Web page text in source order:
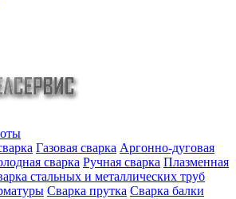
Газовая сварка Аргонно-дуговая
сварка Ручная сварка Плазменная
стальных и металлических труб
Сварка прутка Сварка балки